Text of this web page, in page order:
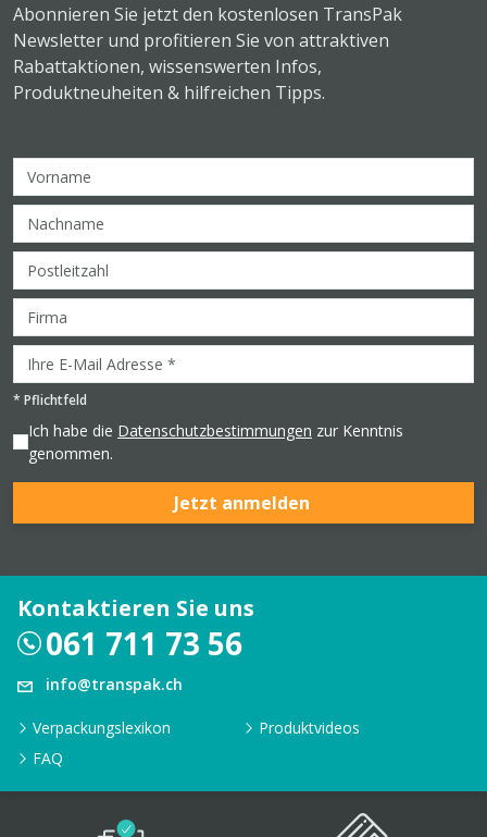
Abonnieren Sie jetzt den kostenlosen TransPak
Newsletter und profitieren Sie von attraktiven
Rabattaktionen, wissenswerten Infos,
Produktneuheiten & hilfreichen Tipps.
* Pflichtfeld
Ich habe die Datenschutzbestimmungen zur Kenntnis
genommen.
Jetzt anmelden
Kontaktieren Sie uns
061 711 73 56
info@transpak.ch
Verpackungslexikon
Produktvideos
FAQ